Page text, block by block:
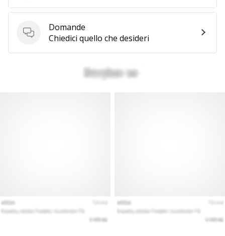
Domande
Domande
Chiedici quello che desideri